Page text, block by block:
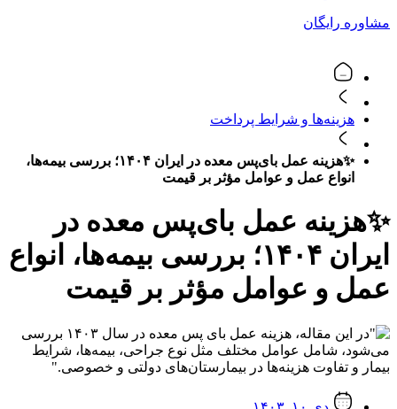
مشاوره رایگان
هزینه‌ها و شرایط پرداخت
✨هزینه عمل بای‌پس معده در ایران ۱۴۰۴؛ بررسی بیمه‌ها،
انواع عمل و عوامل مؤثر بر قیمت
✨هزینه عمل بای‌پس معده در
ایران ۱۴۰۴؛ بررسی بیمه‌ها، انواع
عمل و عوامل مؤثر بر قیمت